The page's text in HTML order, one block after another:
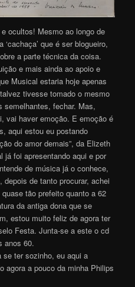
ocultos! Mesmo ao longo de
que é ser blogueiro,
a parte técnica da coisa.
e mais ainda ao apoio e
Musical estaria hoje apenas
tivesse tomado o mesmo
semelhantes, fechar. Mas,
vai haver emoção. E emoção é
aqui estou eu postando
do amor demais”, da Elizeth
já foi apresentando aqui e por
de música já o conhece,
de tanto procurar, achei
tão prefeito quanto a 62
da antiga dona que se
estou muito feliz de agora ter
Festa. Junta-se a este o cd
anos 60.
se ter sozinho, eu aqui a
agora a pouco da minha Philips